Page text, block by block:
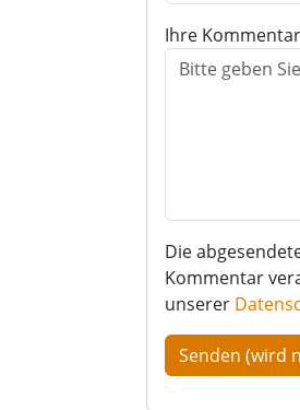
Ihre
Die
Kommentar
unserer